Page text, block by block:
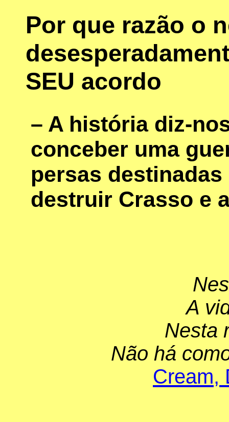
Por que razão o
SEU acordo
– A história diz-
conceber uma
persas
destruir Crasso e
A
Nesta
Não há
Cream,